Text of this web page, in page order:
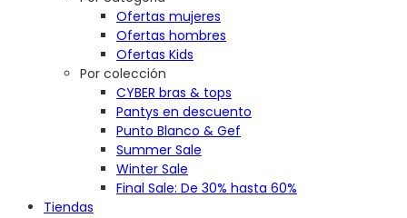
Ofertas mujeres
Ofertas hombres
Ofertas Kids
Por colección
CYBER bras & tops
Pantys en descuento
Punto Blanco & Gef
Summer Sale
Winter Sale
Final Sale: De 30% hasta 60%
Tiendas